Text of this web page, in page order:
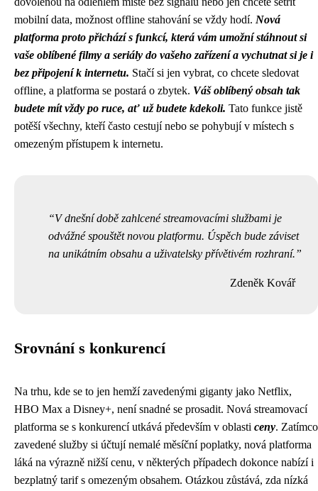
mobilní data, možnost offline stahování se vždy hodí. Nová
platforma proto přichází s funkcí, která vám umožní stáhnout si
vaše oblíbené filmy a seriály do vašeho zařízení a vychutnat si je i
bez připojení k internetu. Stačí si jen vybrat, co chcete sledovat
offline, a platforma se postará o zbytek. Váš oblíbený obsah tak
budete mít vždy po ruce, ať už budete kdekoli. Tato funkce jistě
potěší všechny, kteří často cestují nebo se pohybují v místech s
omezeným přístupem k internetu.
V dnešní době zahlcené streamovacími službami je
odvážné spouštět novou platformu. Úspěch bude záviset
na unikátním obsahu a uživatelsky přívětivém rozhraní.
Zdeněk Kovář
Srovnání s konkurencí
Na trhu, kde se to jen hemží zavedenými giganty jako Netflix,
HBO Max a Disney+, není snadné se prosadit. Nová streamovací
platforma se s konkurencí utkává především v oblasti ceny. Zatímco
zavedené služby si účtují nemalé měsíční poplatky, nová platforma
láká na výrazně nižší cenu, v některých případech dokonce nabízí i
bezplatný tarif s omezeným obsahem. Otázkou zůstává, zda nízká